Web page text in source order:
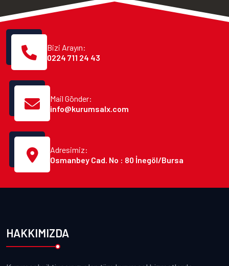
Bizi Arayın:
0224 711 24 43
Mail Gönder:
info@kurumsalx.com
Adresimiz:
Osmanbey Cad. No : 80 İnegöl/Bursa
HAKKIMIZDA